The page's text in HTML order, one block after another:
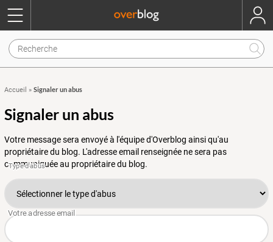
Accueil » Signaler un abus
Signaler un abus
Votre message sera envoyé à l'équipe d'Overblog ainsi qu'au
propriétaire du blog. L'adresse email renseignée ne sera pas
communiquée au propriétaire du blog.